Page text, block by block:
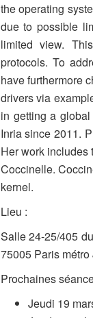
the operating
due to possible
limited view.
protocols. To
have furthermore
drivers via
in getting a
Inria since 2011.
Her work includes
Coccinelle.
kernel.
Lieu :
Salle 24-25/405
75005 Paris
Prochaines
Jeudi 19